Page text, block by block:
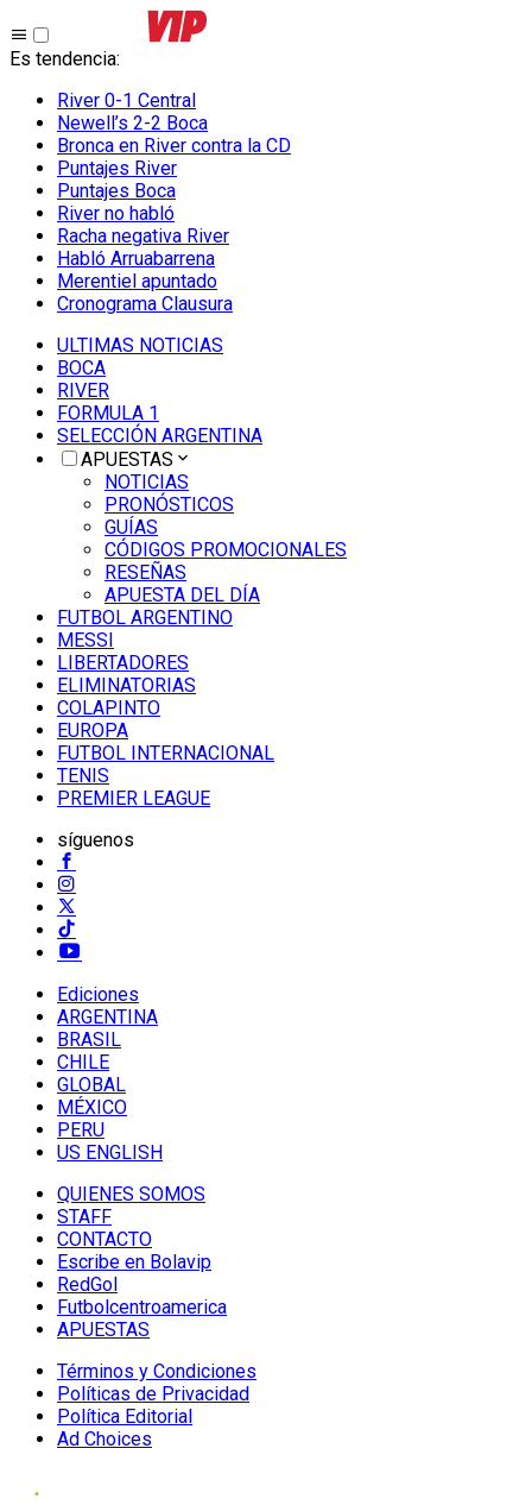
Es tendencia:
River 0-1 Central
Newell’s 2-2 Boca
Bronca en River contra la CD
Puntajes River
Puntajes Boca
River no habló
Racha negativa River
Habló Arruabarrena
Merentiel apuntado
Cronograma Clausura
ULTIMAS NOTICIAS
BOCA
RIVER
FORMULA 1
SELECCIÓN ARGENTINA
APUESTAS
NOTICIAS
PRONÓSTICOS
GUÍAS
CÓDIGOS PROMOCIONALES
RESEÑAS
APUESTA DEL DÍA
FUTBOL ARGENTINO
MESSI
LIBERTADORES
ELIMINATORIAS
COLAPINTO
EUROPA
FUTBOL INTERNACIONAL
TENIS
PREMIER LEAGUE
síguenos
Ediciones
ARGENTINA
BRASIL
CHILE
GLOBAL
MÉXICO
PERU
US ENGLISH
QUIENES SOMOS
STAFF
CONTACTO
Escribe en Bolavip
RedGol
Futbolcentroamerica
APUESTAS
Términos y Condiciones
Políticas de Privacidad
Política Editorial
Ad Choices